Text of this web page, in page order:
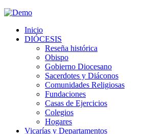
Inicio
DIÓCESIS
Reseña histórica
Obispo
Gobierno Diocesano
Sacerdotes y Diáconos
Comunidades Religiosas
Fundaciones
Casas de Ejercicios
Colegios
Hogares
Vicarías y Departamentos